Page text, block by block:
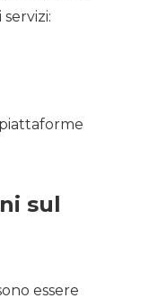
sul
essere